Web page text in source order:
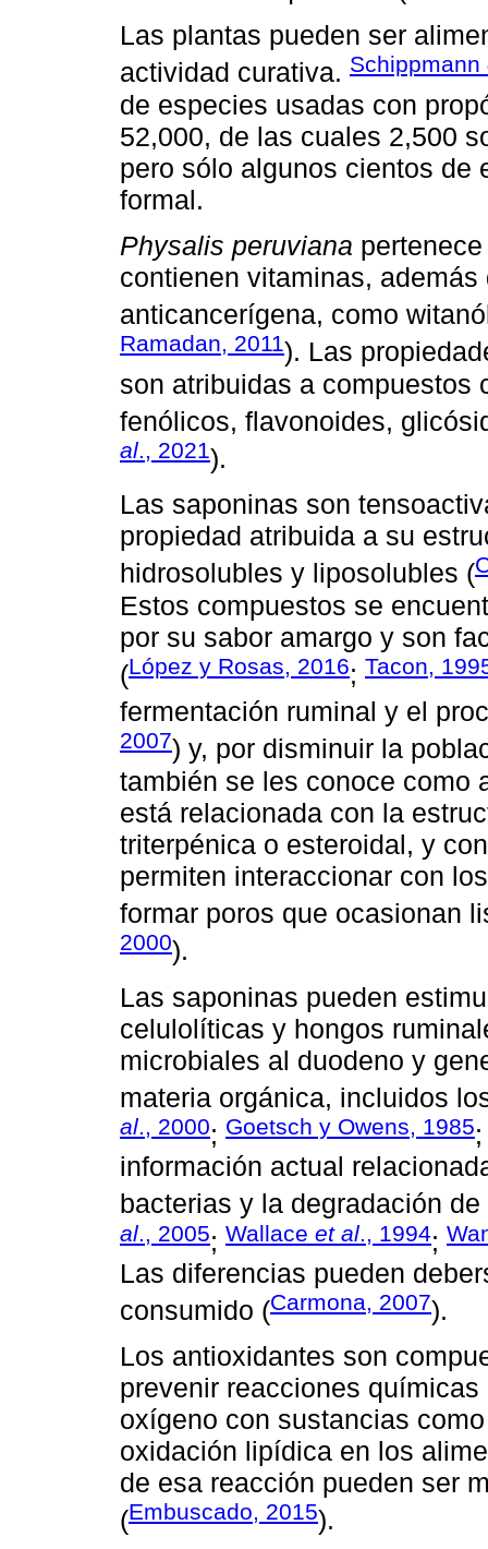
Las plantas pueden ser
actividad curativa. Schippmann
de especies usadas con
52,000, de las cuales 2,500
pero sólo algunos cientos de
formal.
Physalis peruviana
contienen vitaminas,
anticancerígena, como
Ramadan, 2011). Las
son atribuidas a compuestos
fenólicos, flavonoides,
al., 2021).
Las saponinas son
propiedad atribuida a su
hidrosolubles y liposolubles (
Estos compuestos se
por su sabor amargo y son
(López y Rosas, 2016; Tacon,
fermentación ruminal y el
2007) y, por disminuir la
también se les conoce como
está relacionada con la
triterpénica o esteroidal, y
permiten interaccionar con
formar poros que ocasionan
2000).
Las saponinas pueden
celulolíticas y hongos
microbiales al duodeno y
materia orgánica, incluidos
al., 2000; Goetsch y Owens, 1985
información actual
bacterias y la degradación
al., 2005; Wallace et al., 1994;
Las diferencias pueden
consumido (Carmona, 2007).
Los antioxidantes son
prevenir reacciones
oxígeno con sustancias
oxidación lipídica en los
de esa reacción pueden ser
(Embuscado, 2015).